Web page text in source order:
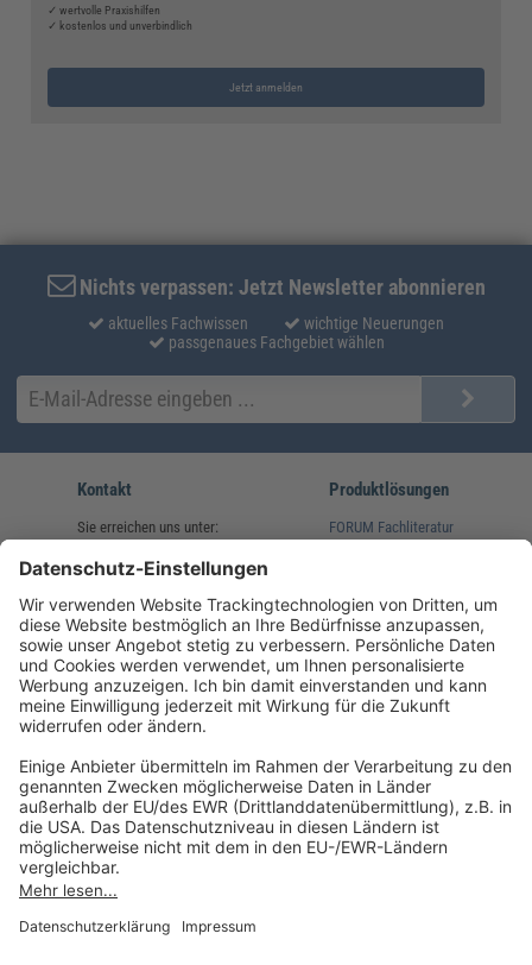
✓ wertvolle Praxishilfen
✓ kostenlos und unverbindlich
Jetzt anmelden
Nichts verpassen: Jetzt Newsletter abonnieren
aktuelles Fachwissen
wichtige Neuerungen
passgenaues Fachgebiet wählen
Kontakt
Sie erreichen uns unter:
(08233) 38 11 23
service@forum-verlag.com
Mo-Do 07:30 - 17:00 Uhr
Fr 07:30 - 15:00 Uhr
Produktlösungen
FORUM Fachliteratur
Folgen Sie uns
Impressum
Datenschutz